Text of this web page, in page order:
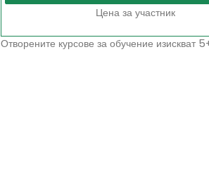
Цена за участник
Отворените курсове за обучение изискват